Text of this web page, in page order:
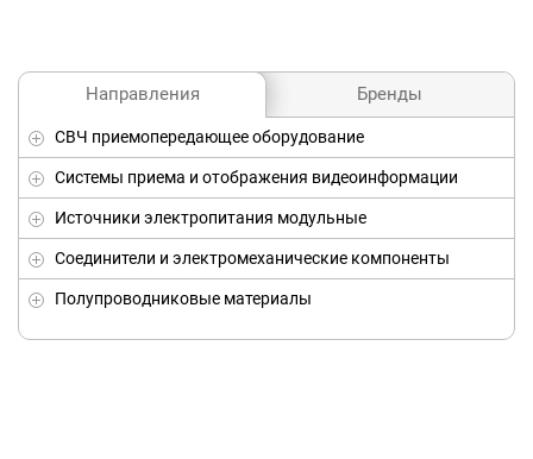
Направления Бренды
СВЧ приемопередающее оборудование
Системы приема и отображения видеоинформации
Источники электропитания модульные
Соединители и электромеханические компоненты
Полупроводниковые материалы